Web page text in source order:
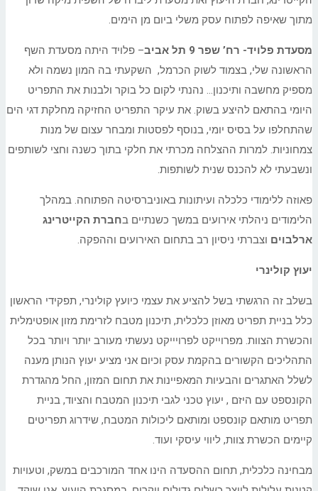
מתוך שאיפה לפתוח עסק משלי ביום מן הימים.
מסעדת פלויד- רח’ שפר 9 תל אביב
– פלויד היתה מסעדת השף
הראשונה שלי, בצמוד לשוק הכרמל, השקעתי בה המון נשמה ולא
מספיק מחשבה ותיכנון… נהנתי לקום כל בוקר ולבנות את התפריט
היומי בהתאם להיצע בשוק. את עיקר התפריט החזיקה מחלקת דגי הים
שהתחלפו על בסיס יומי, בנוסף לפסטות ומבחר עצום של מנות
צמחוניות. למרות ההצלחה מכרתי את חלקי בתוך כשנה וחצי לשותפים
ונשבעתי לא להכנס שנית לשותפות.
פאוזה ללימודי כלכלה ועיתונות באוניברסיטה הפתוחה. במהלך
הלימודים ניהלתי אירועים במשך כשנתיים בחברת הקייטרינג
ארלבוים וצברתי ניסיון רב בתחום האירועים וההפקה.
יעוץ קולינרי
בשלב זה הרגשתי בשל להציע את עצמי כיועץ קולינרי, תפקידי הראשון
כלל בניית תפריט מאוזן כלכלית, תיכנון מטבח לזרימת מזון אופטימלית
והכשרת הצוות. מפרוייקט לפרויייקט נעשתי מעורב יותר ויותר בכל
התהליכים הקשורים בהקמת עסק וכיום אני מציע יעוץ הנותן מענה
לשלל האתגרים והבעיות המאפיינות את תחום המזון, החל מהגדרת
הקונספט עם היזם , יעוץ טכני לגבי תיכנון המטבח והציוד, בניית
תפריט מותאם קונספט ומותאם ליכולות המטבח, שידרוג תפריטים
קיימים הכשרת צוות, ליווי עיסקי ועוד.
מבחינה כלכלית, תחום ההסעדה הינו אחד המורכבים במשק, וטעויות